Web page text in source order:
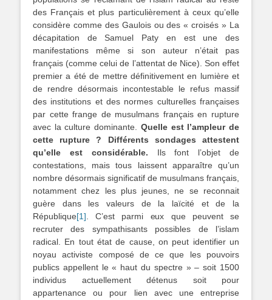
des Français et plus particulièrement à ceux qu’elle
considère comme des Gaulois ou des « croisés » La
décapitation de Samuel Paty en est une des
manifestations même si son auteur n’était pas
français (comme celui de l’attentat de Nice). Son effet
premier a été de mettre définitivement en lumière et
de rendre désormais incontestable le refus massif
des institutions et des normes culturelles françaises
par cette frange de musulmans français en rupture
avec la culture dominante. Quelle est l’ampleur de
cette rupture ? Différents sondages attestent
qu’elle est considérable. Ils font l’objet de
contestations, mais tous laissent apparaître qu’un
nombre désormais significatif de musulmans français,
notamment chez les plus jeunes, ne se reconnait
guère dans les valeurs de la laïcité et de la
République[1] . C’est parmi eux que peuvent se
recruter des sympathisants possibles de l’islam
radical. En tout état de cause, on peut identifier un
noyau activiste composé de ce que les pouvoirs
publics appellent le « haut du spectre » – soit 1500
individus actuellement détenus soit pour
appartenance ou pour lien avec une entreprise